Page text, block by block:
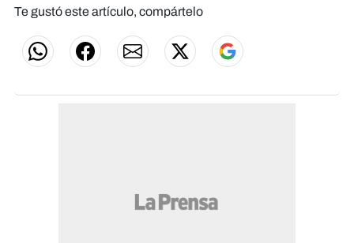
Te gustó este artículo, compártelo